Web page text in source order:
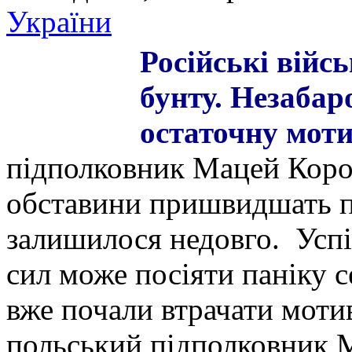
України
Російські
бунту.
остаточну
підполковник Мацей
обставини пришвидшать
залишилося недовго.
сил може посіяти паніку
вже почали втрачати
польський підполковник